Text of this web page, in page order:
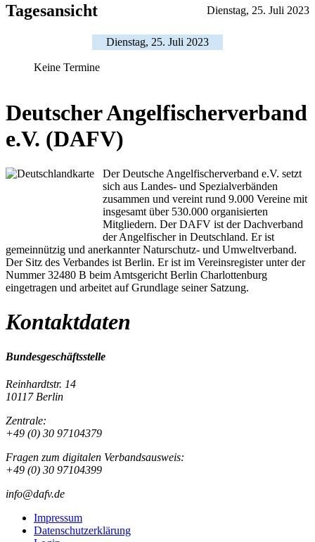
Tagesansicht Dienstag, 25. Juli 2023
Dienstag, 25. Juli 2023
Keine Termine
Deutscher Angelfischerverband
e.V. (DAFV)
Der Deutsche Angelfischerverband e.V. setzt
sich aus Landes- und Spezialverbänden
zusammen und vereint rund 9.000 Vereine mit
insgesamt über 530.000 organisierten
Mitgliedern. Der DAFV ist der Dachverband
der Angelfischer in Deutschland. Er ist
gemeinnützig und anerkannter Naturschutz- und Umweltverband.
Der Sitz des Verbandes ist Berlin. Er ist im Vereinsregister unter der
Nummer 32480 B beim Amtsgericht Berlin Charlottenburg
eingetragen und arbeitet auf Grundlage seiner Satzung.
Kontaktdaten
Bundesgeschäftsstelle
Reinhardtstr. 14
10117 Berlin
Zentrale:
+49 (0) 30 97104379
Fragen zum digitalen Verbandsausweis:
+49 (0) 30 97104399
info@dafv.de
Impressum
Datenschutzerklärung